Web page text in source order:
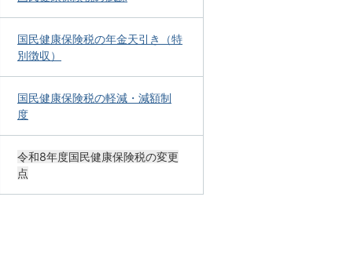
国民健康保険税の年金天引き（特
別徴収）
国民健康保険税の軽減・減額制
度
令和8年度国民健康保険税の変更
点